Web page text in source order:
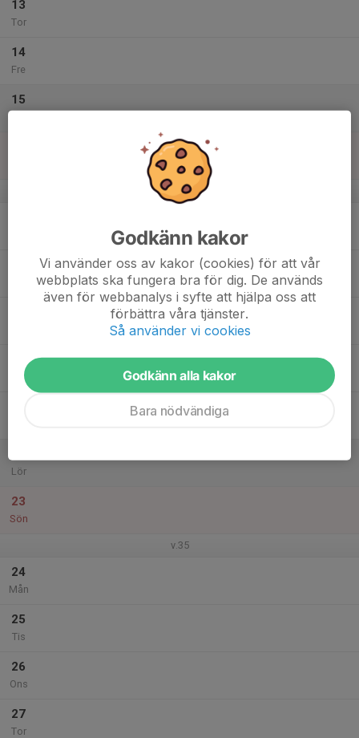
13
Tor
14
Fre
15
v.34
Tor
Lör
23
Sön
v.35
24
Mån
25
Tis
26
Ons
27
Tor
Godkänn kakor
Vi använder oss av kakor (cookies) för att vår
webbplats ska fungera bra för dig. De används
även för webbanalys i syfte att hjälpa oss att
förbättra våra tjänster.
Så använder vi cookies
Godkänn alla kakor
Bara nödvändiga